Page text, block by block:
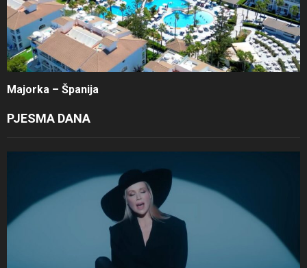
Majorka – Španija
PJESMA DANA